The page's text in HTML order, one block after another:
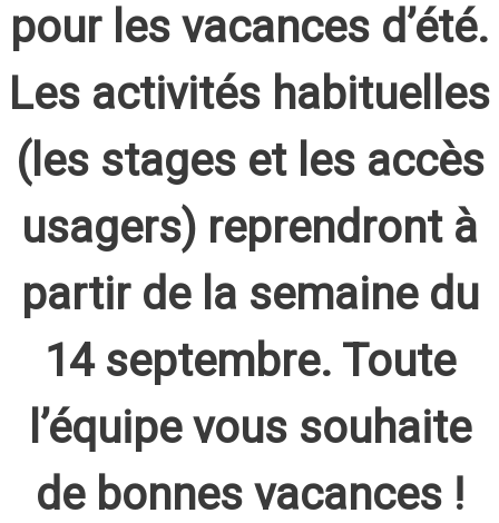
pour les vacances d’été.
Les activités habituelles
(les stages et les accès
usagers) reprendront à
partir de la semaine du
14 septembre. Toute
l’équipe vous souhaite
de bonnes vacances !